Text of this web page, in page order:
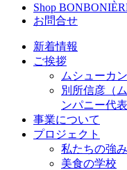
Shop
お問合せ
新着情報
ご挨拶
ムシューカ
別所信彦（
ンパニー代表
事業について
プロジェクト
私たちの強み
美食の学校